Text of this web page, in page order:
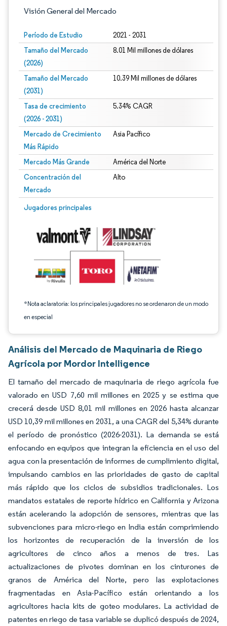
Visión General del Mercado
Período de Estudio 2021 - 2031
Tamaño del Mercado
(2026)
8.01 Mil millones de dólares
Tamaño del Mercado
(2031)
10.39 Mil millones de dólares
Tasa de crecimiento
(2026 - 2031)
5.34% CAGR
Mercado de Crecimiento
Más Rápido
Asia Pacífico
Mercado Más Grande América del Norte
Concentración del
Mercado
Alto
Jugadores principales
*Nota aclaratoria: los principales jugadores no se ordenaron de un modo
en especial
Imagen © Mordor Intelligence. El uso requiere atribución según CC BY 4.0.
Análisis del Mercado de Maquinaria de Riego
Agrícola por Mordor Intelligence
El tamaño del mercado de maquinaria de riego agrícola fue
valorado en USD 7,60 mil millones en 2025 y se estima que
crecerá desde USD 8,01 mil millones en 2026 hasta alcanzar
USD 10,39 mil millones en 2031, a una CAGR del 5,34% durante
el período de pronóstico (2026-2031). La demanda se está
enfocando en equipos que integran la eficiencia en el uso del
agua con la presentación de informes de cumplimiento digital,
impulsando cambios en las prioridades de gasto de capital
más rápido que los ciclos de subsidios tradicionales. Los
mandatos estatales de reporte hídrico en California y Arizona
están acelerando la adopción de sensores, mientras que las
subvenciones para micro-riego en India están comprimiendo
los horizontes de recuperación de la inversión de los
agricultores de cinco años a menos de tres. Las
actualizaciones de pivotes dominan en los cinturones de
granos de América del Norte, pero las explotaciones
fragmentadas en Asia-Pacífico están orientando a los
agricultores hacia kits de goteo modulares. La actividad de
patentes en riego de tasa variable se duplicó después de 2024,